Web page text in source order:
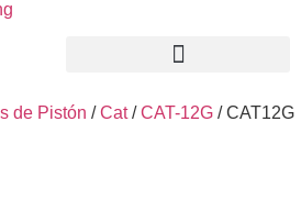
de Pistón /Cat/CAT-12G / CAT12G